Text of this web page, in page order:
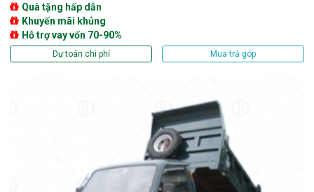
Quà tặng hấp dẫn
Khuyến mãi khủng
Hỗ trợ vay vốn 70-90%
Dự toán chi phí Mua trả góp